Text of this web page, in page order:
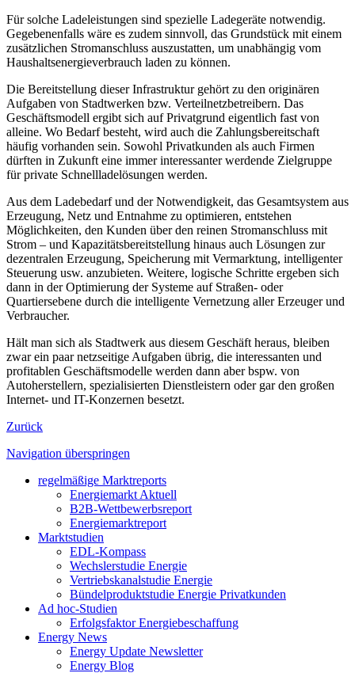
Für solche Ladeleistungen sind spezielle Ladegeräte notwendig.
Gegebenenfalls wäre es zudem sinnvoll, das Grundstück mit einem
zusätzlichen Stromanschluss auszustatten, um unabhängig vom
Haushaltsenergieverbrauch laden zu können.
Die Bereitstellung dieser Infrastruktur gehört zu den originären
Aufgaben von Stadtwerken bzw. Verteilnetzbetreibern. Das
Geschäftsmodell ergibt sich auf Privatgrund eigentlich fast von
alleine. Wo Bedarf besteht, wird auch die Zahlungsbereitschaft
häufig vorhanden sein. Sowohl Privatkunden als auch Firmen
dürften in Zukunft eine immer interessanter werdende Zielgruppe
für private Schnellladelösungen werden.
Aus dem Ladebedarf und der Notwendigkeit, das Gesamtsystem aus
Erzeugung, Netz und Entnahme zu optimieren, entstehen
Möglichkeiten, den Kunden über den reinen Stromanschluss mit
Strom – und Kapazitätsbereitstellung hinaus auch Lösungen zur
dezentralen Erzeugung, Speicherung mit Vermarktung, intelligenter
Steuerung usw. anzubieten. Weitere, logische Schritte ergeben sich
dann in der Optimierung der Systeme auf Straßen- oder
Quartiersebene durch die intelligente Vernetzung aller Erzeuger und
Verbraucher.
Hält man sich als Stadtwerk aus diesem Geschäft heraus, bleiben
zwar ein paar netzseitige Aufgaben übrig, die interessanten und
profitablen Geschäftsmodelle werden dann aber bspw. von
Autoherstellern, spezialisierten Dienstleistern oder gar den großen
Internet- und IT-Konzernen besetzt.
Zurück
Navigation überspringen
regelmäßige Marktreports
Energiemarkt Aktuell
B2B-Wettbewerbsreport
Energiemarktreport
Marktstudien
EDL-Kompass
Wechslerstudie Energie
Vertriebskanalstudie Energie
Bündelproduktstudie Energie Privatkunden
Ad hoc-Studien
Erfolgsfaktor Energiebeschaffung
Energy News
Energy Update Newsletter
Energy Blog